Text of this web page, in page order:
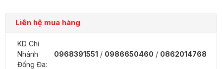
Liên hệ mua hàng
KD Chi
Nhánh
Đống Đa:
0968391551 / 0986650460 / 0862014768